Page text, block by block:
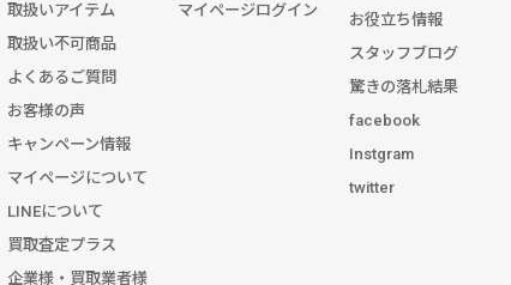
取扱いアイテム
取扱い不可商品
よくあるご質問
お客様の声
キャンペーン情報
マイページについて
LINEについて
買取査定プラス
企業様・買取業者様
マイページログイン
お役立ち情報
スタッフブログ
驚きの落札結果
facebook
Instgram
twitter